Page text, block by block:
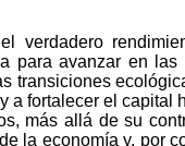
verdadero
para avanzar en
transiciones
fortalecer el
más allá de su
la economía y, por